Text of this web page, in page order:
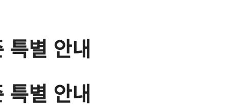
특별 안내
특별 안내